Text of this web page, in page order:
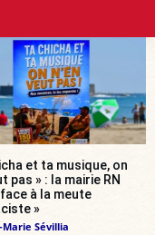
et ta musique, on
pas » : la mairie RN
face à la meute
»
Marie Sévillia